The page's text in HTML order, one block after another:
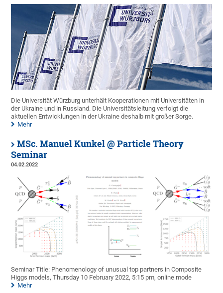
Die Universität Würzburg unterhält Kooperationen mit Universitäten in
der Ukraine und in Russland. Die Universitätsleitung verfolgt die
aktuellen Entwicklungen in der Ukraine deshalb mit großer Sorge.
Mehr
MSc. Manuel Kunkel @ Particle Theory
Seminar
04.02.2022
Seminar Title: Phenomenology of unusual top partners in Composite
Higgs models, Thursday 10 February 2022, 5:15 pm, online mode
Mehr